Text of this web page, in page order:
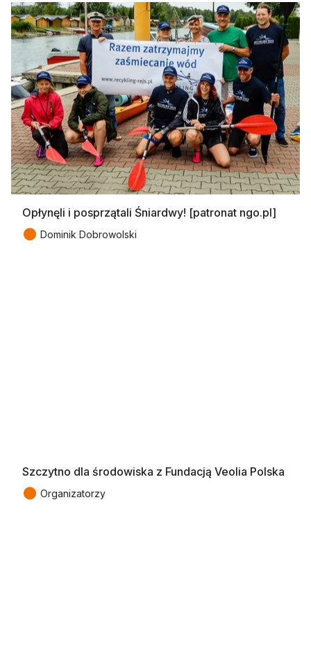
Opłynęli i posprzątali Śniardwy! [patronat ngo.pl]
● Dominik Dobrowolski
Szczytno dla środowiska z Fundacją Veolia Polska
● Organizatorzy